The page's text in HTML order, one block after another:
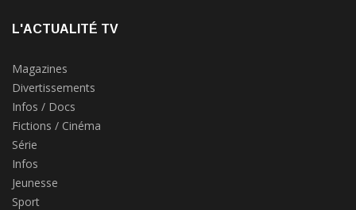
L'ACTUALITÉ TV
Magazines
Divertissements
Infos / Docs
Fictions / Cinéma
Série
Infos
Jeunesse
Sport